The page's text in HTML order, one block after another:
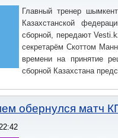
Главный тренер
Казахстанской
сборной, передают
секретарём Скоттом
времени на принятие
сборной Казахстана
обернулся матч